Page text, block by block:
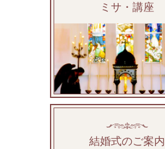
ミサ・講座
結婚式のご案内